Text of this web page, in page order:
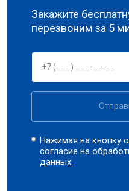
Закажите
перезвоним за 5
Нажимая на кнопку
согласие на
данных.